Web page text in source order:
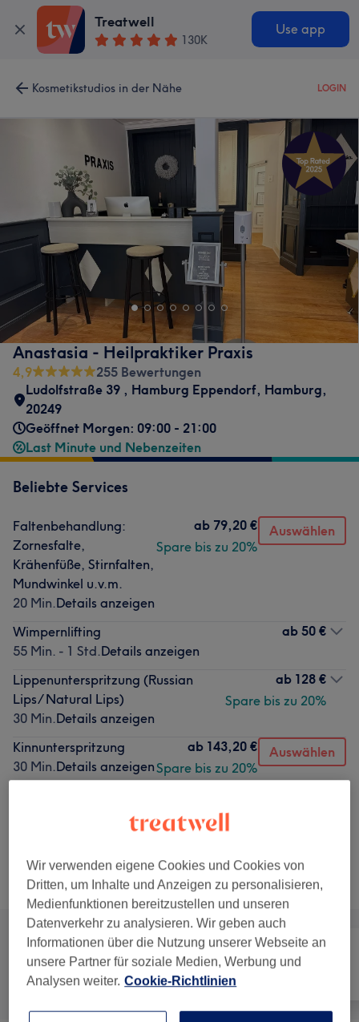
Treatwell
130K
Use app
Kosmetikstudios in der Nähe LOGIN
Anastasia - Heilpraktiker Praxis
4,9
255 Bewertungen
Ludolfstraße 39 , Hamburg Eppendorf, Hamburg,
20249
Geöffnet Morgen: 09:00 - 21:00
Last Minute und Nebenzeiten
Beliebte Services
Faltenbehandlung:
Zornesfalte,
Krähenfüße, Stirnfalten,
Mundwinkel u.v.m.
20 Min.Details anzeigen
ab 79,20 €
Spare bis zu 20%
Auswählen
Wimpernlifting
55 Min. - 1 Std.Details anzeigen
ab 50 €
Lippenunterspritzung (Russian
Lips/ Natural Lips)
30 Min.Details anzeigen
ab 128 €
Spare bis zu 20%
Kinnunterspritzung
30 Min.Details anzeigen
ab 143,20 €
Spare bis zu 20%
Auswählen
Details anzeigen
Alle Services
Alle Gesicht
Wir verwenden eigene Cookies und Cookies von
Dritten, um Inhalte und Anzeigen zu personalisieren,
Medienfunktionen bereitzustellen und unseren
Datenverkehr zu analysieren. Wir geben auch
Informationen über die Nutzung unserer Webseite an
unsere Partner für soziale Medien, Werbung und
Analysen weiter. Cookie-Richtlinien